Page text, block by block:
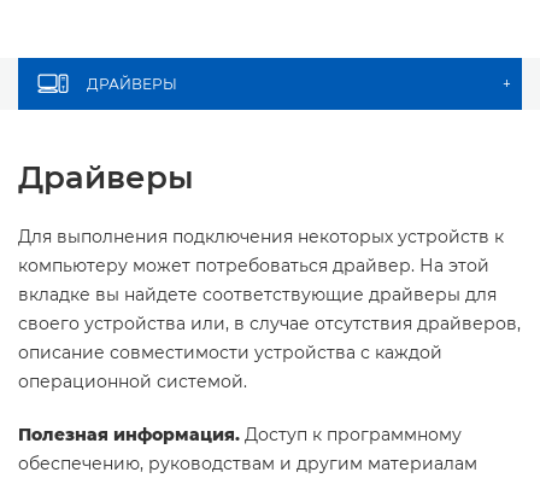
ДРАЙВЕРЫ +
Драйверы
Для выполнения подключения некоторых устройств к
компьютеру может потребоваться драйвер. На этой
вкладке вы найдете соответствующие драйверы для
своего устройства или, в случае отсутствия драйверов,
описание совместимости устройства с каждой
операционной системой.
Полезная информация. Доступ к программному
обеспечению, руководствам и другим материалам